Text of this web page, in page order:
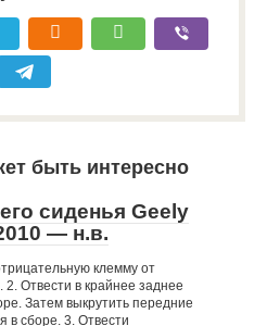
быть интересно
сиденья Geely
— н.в.
клемму от
2. Отвести в крайнее заднее
Затем выкрутить передние
в сборе. 3. Отвести